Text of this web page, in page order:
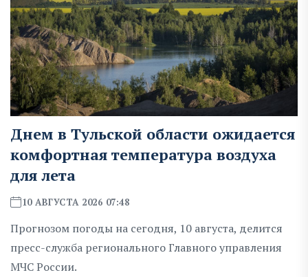
Днем в Тульской области ожидается
комфортная температура воздуха
для лета
10 АВГУСТА 2026 07:48
Прогнозом погоды на сегодня, 10 августа, делится
пресс-служба регионального Главного управления
МЧС России.